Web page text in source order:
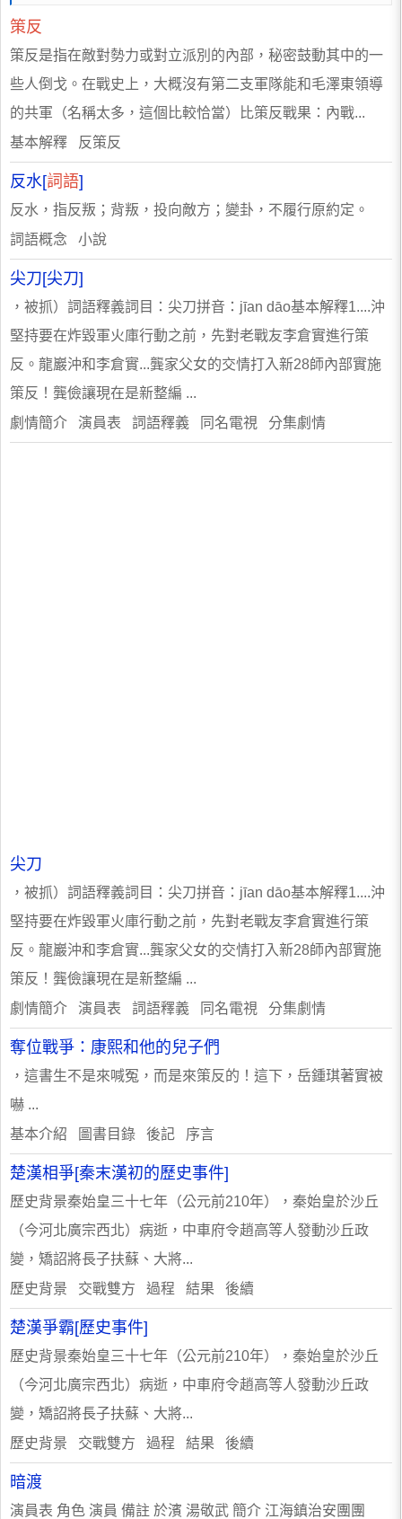
策反
策反是指在敵對勢力或對立派別的內部，秘密鼓動其中的一
些人倒戈。在戰史上，大概沒有第二支軍隊能和毛澤東領導
的共軍（名稱太多，這個比較恰當）比策反戰果：內戰...
基本解釋 反策反
反水[詞語]
反水，指反叛；背叛，投向敵方；變卦，不履行原約定。
詞語概念 小說
尖刀[尖刀]
，被抓）​詞語釋義詞目：尖刀拼音：jīan dāo基本解釋1....沖
堅持要在炸毀軍火庫行動之前，先對老戰友李倉實進行策
反。龍巖沖和李倉實...龔家父女的交情打入新28師內部實施
策反！龔儉讓現在是新整編 ...
劇情簡介 演員表 ​詞語釋義 同名電視 分集劇情
尖刀
，被抓）​詞語釋義詞目：尖刀拼音：jīan dāo基本解釋1....沖
堅持要在炸毀軍火庫行動之前，先對老戰友李倉實進行策
反。龍巖沖和李倉實...龔家父女的交情打入新28師內部實施
策反！龔儉讓現在是新整編 ...
劇情簡介 演員表 ​詞語釋義 同名電視 分集劇情
奪位戰爭：康熙和他的兒子們
，這書生不是來喊冤，而是來策反的！這下，岳鍾琪著實被
嚇 ...
基本介紹 圖書目錄 後記 序言
楚漢相爭[秦末漢初的歷史事件]
歷史背景秦始皇三十七年（公元前210年），秦始皇於沙丘
（今河北廣宗西北）病逝，中車府令趙高等人發動沙丘政
變，矯詔將長子扶蘇、大將...
歷史背景 交戰雙方 過程 結果 後續
楚漢爭霸[歷史事件]
歷史背景秦始皇三十七年（公元前210年），秦始皇於沙丘
（今河北廣宗西北）病逝，中車府令趙高等人發動沙丘政
變，矯詔將長子扶蘇、大將...
歷史背景 交戰雙方 過程 結果 後續
暗渡
演員表 角色 演員 備註 於濱 湯敬武 簡介 江海鎮治安團團